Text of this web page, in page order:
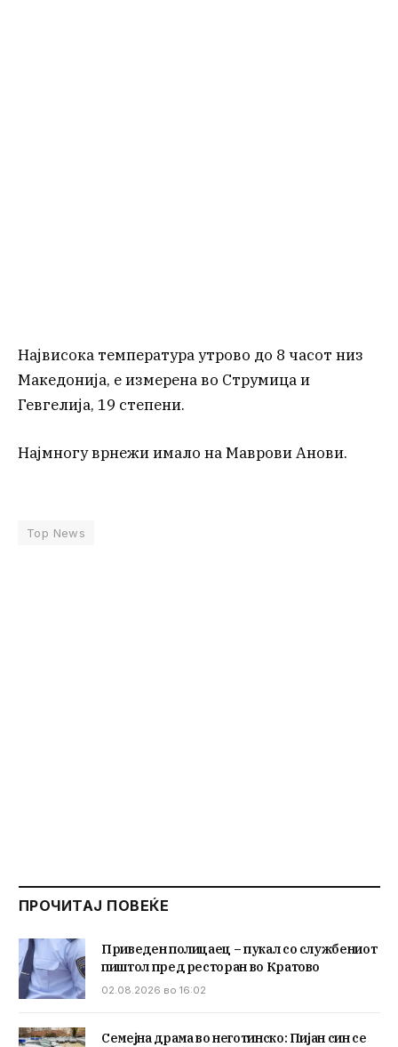
Највисока температура утрово до 8 часот низ
Македонија, е измерена во Струмица и
Гевгелија, 19 степени.
Најмногу врнежи имало на Маврови Анови.
Top News
ПРОЧИТАЈ ПОВЕЌЕ
Приведен полицаец – пукал со службениот
пиштол пред ресторан во Кратово
02.08.2026 во 16:02
Семејна драма во неготинско: Пијан син се